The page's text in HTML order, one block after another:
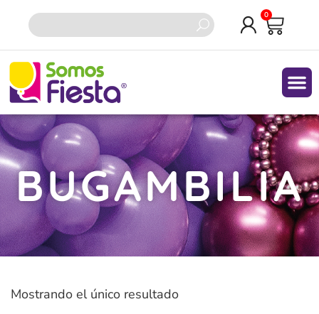
0
BUGAMBILIA
Mostrando el único resultado